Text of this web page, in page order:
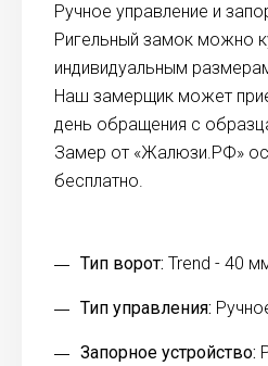
Ручное управление и
Ригельный замок можно
индивидуальным
Наш замерщик может
день обращения с
Замер от «Жалюзи.РФ»
бесплатно.
Тип ворот: Trend - 40
Тип управления:
Запорное устройство: